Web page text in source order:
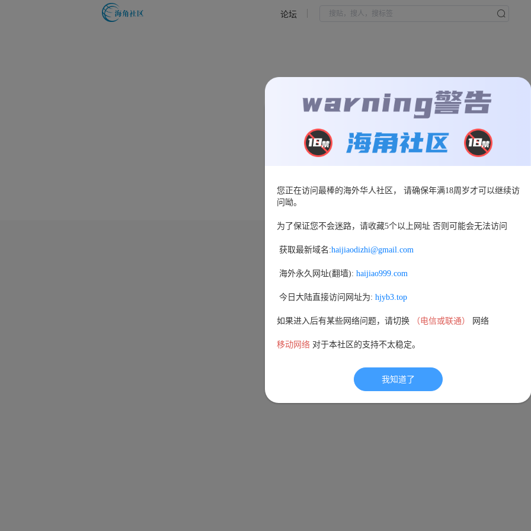
论坛
页面走丢了
您正在访问最棒的海外华人社区， 请确保年满18周岁才可以继续访
问呦。
为了保证您不会迷路，请收藏5个以上网址 否则可能会无法访问
获取最新域名:haijiaodizhi@gmail.com
海外永久网址(翻墙): haijiao999.com
今日大陆直接访问网址为: hjyb3.top
如果进入后有某些网络问题，请切换 （电信或联通） 网络
移动网络 对于本社区的支持不太稳定。
我知道了